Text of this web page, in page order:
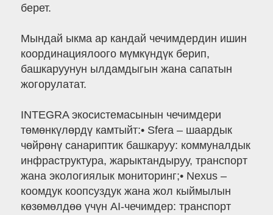
берет.
Мындай ыкма ар кандай чечимдердин ишин
координациялоого мүмкүндүк берип,
башкаруунун ылдамдыгын жана сапатын
жогорулатат.
INTEGRA экосистемасынын чечимдери
төмөнкүлөрдү камтыйт:• Sfera – шаардык
чөйрөнү санариптик башкаруу: коммуналдык
инфраструктура, жарыктандыруу, транспорт
жана экологиялык мониторинг;• Nexus –
коомдук коопсуздук жана жол кыймылын
көзөмөлдөө үчүн AI-чечимдер: транспорт